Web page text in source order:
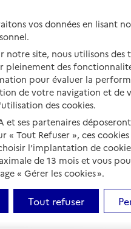
chez un proche
en accueil familial
solutions de logement
et
vos données en lisant
site, nous utilisons des
pleinement des
pour évaluer la
de votre navigation et de
des cookies.
et ses partenaires
Tout Refuser », ces
l’implantation de
de 13 mois et vous
« Gérer les cookies ».
Tout refuser